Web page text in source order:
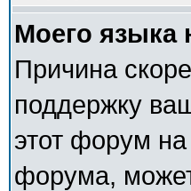
Моего языка
Причина
поддержку
этот форум
форума,